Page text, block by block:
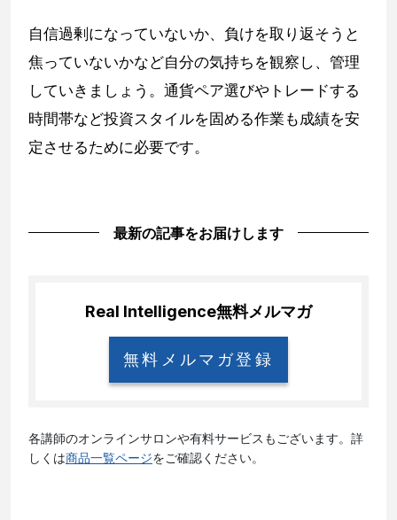
自信過剰になっていないか、負けを取り返そうと
焦っていないかなど自分の気持ちを観察し、管理
していきましょう。通貨ペア選びやトレードする
時間帯など投資スタイルを固める作業も成績を安
定させるために必要です。
最新の記事をお届けします
Real Intelligence無料メルマガ
無料メルマガ登録
各講師のオンラインサロンや有料サービスもございます。詳
しくは商品一覧ページをご確認ください。